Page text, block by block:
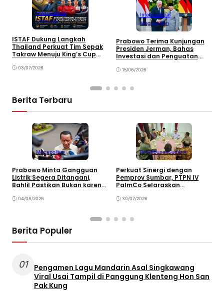
Internasional
Olahraga
ISTAF Dukung Langkah
Thailand Perkuat Tim Sepak
Takraw Menuju King’s Cup
03/07/2026
Internasional
Megapolitan
Prabowo Terima Kunjungan
Presiden Jerman, Bahas
Investasi dan Penguatan
15/06/2026
Berita Terbaru
Megapolitan
Prabowo Minta Gangguan
Listrik Segera Ditangani,
Bahlil Pastikan Bukan karena
04/08/2026
PerkebunanSumbar
Perkuat Sinergi dengan
Pemprov Sumbar, PTPN IV
PalmCo Selaraskan
Pembangunan Daerah
30/07/2026
Berita Populer
01
Pengamen Lagu Mandarin Asal Singkawang
Viral Usai Tampil di Panggung Klenteng Hon San
Pak Kung